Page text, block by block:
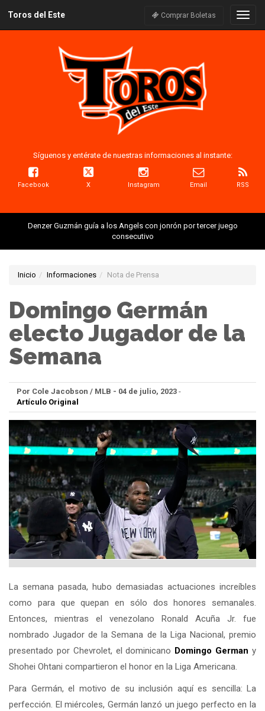
Toros del Este Comprar Boletas
Síguenos y entérate de nuestras informaciones al instante:
Facebook X Instagram Email RSS
Denzer Guzmán guía a los Angels con jonrón por tercer juego
consecutivo
Inicio Informaciones Nota de Prensa
Domingo Germán
electo Jugador de la
Semana
Por Cole Jacobson / MLB - 04 de julio, 2023 -
Artículo Original
La semana pasada, hubo demasiadas actuaciones increíbles
como para que quepan en sólo dos honores semanales.
Entonces, mientras el venezolano Ronald Acuña Jr. fue
nombrado Jugador de la Semana de la Liga Nacional, premio
presentado por Chevrolet, el dominicano Domingo German y
Shohei Ohtani compartieron el honor en la Liga Americana.
Para Germán, el motivo de su inclusión aquí es sencilla: La
perfección. El miércoles, Germán lanzó un juego perfecto en la